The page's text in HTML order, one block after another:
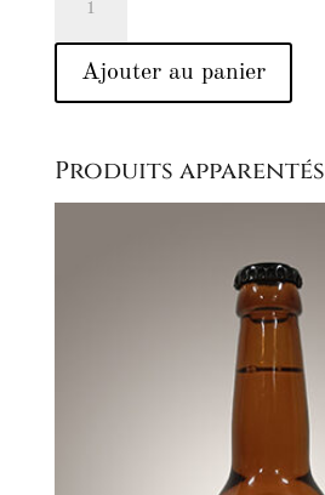
Jus
Ajouter au panier
Produits apparentés